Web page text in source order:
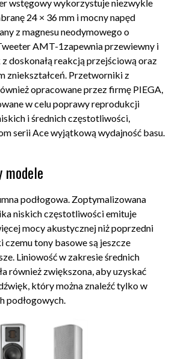
wstęgowy wykorzystuje niezwykle
24 × 36 mm i mocny napęd
z magnesu neodymowego o
AMT-1zapewnia przewiewny i
doskonałą reakcją przejściową oraz
zniekształceń. Przetworniki z
opracowane przez firmę PIEGA,
w celu poprawy reprodukcji
i średnich częstotliwości,
serii Ace wyjątkową wydajność basu.
podłogowa. Zoptymalizowana
niskich częstotliwości emituje
mocy akustycznej niż poprzedni
tony basowe są jeszcze
Liniowość w zakresie średnich
również zwiększona, aby uzyskać
który można znaleźć tylko w
podłogowych.